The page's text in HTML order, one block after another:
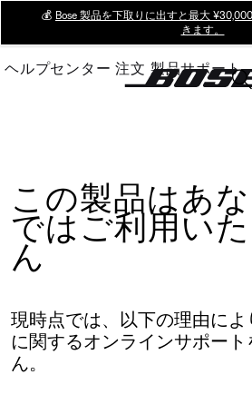
Main
💰 Bose 製品を下取りに出すと最大
きます。
ヘルプセンター 注文 製品サポート
この製品はあ
ではご利用い
ん
現時点では、以下の理由に
に関するオンラインサポー
ん。